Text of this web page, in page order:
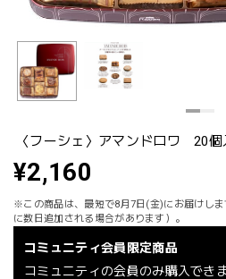
〈フーシェ〉アマンドロワ 20個
¥2,160
※この商品は、最短で8月7日(金)にお届けし
に数日追加される場合があります）。
コミュニティ会員限定商品
コミュニティの会員のみ購入でき